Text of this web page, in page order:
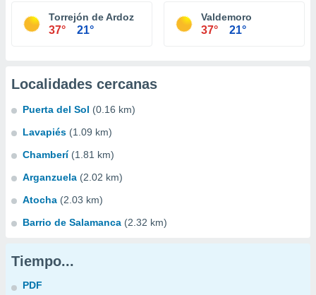
Torrejón de Ardoz
37° 21°
Valdemoro
37° 21°
Localidades cercanas
Puerta del Sol (0.16 km)
Lavapiés (1.09 km)
Chamberí (1.81 km)
Arganzuela (2.02 km)
Atocha (2.03 km)
Barrio de Salamanca (2.32 km)
Tiempo...
PDF